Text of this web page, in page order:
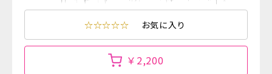
☆☆☆☆☆ お気に入り
￥2,200